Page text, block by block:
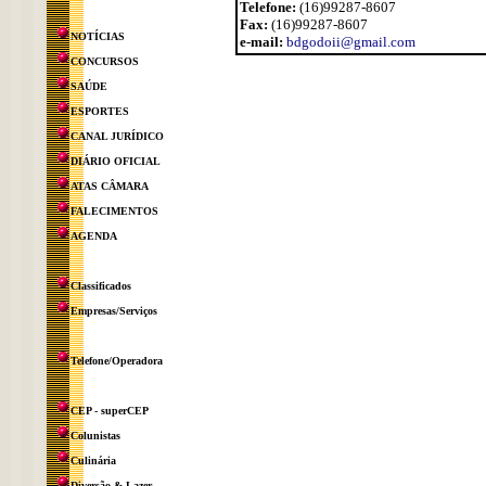
NOTÍCIAS
CONCURSOS
SAÚDE
ESPORTES
CANAL JURÍDICO
DIÁRIO OFICIAL
ATAS CÂMARA
FALECIMENTOS
AGENDA
Classificados
Empresas/Serviços
Telefone/Operadora
CEP - superCEP
Colunistas
Culinária
Telefone: (16)99287-8607
Fax: (16)99287-8607
e-mail: bdgodoii@gmail.com